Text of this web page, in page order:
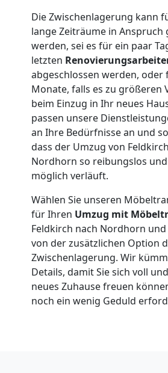
Die Zwischenlagerung kann
lange Zeiträume in Anspruch
werden, sei es für ein paar
letzten
abgeschlossen werden,
Monate, falls es zu größeren
beim Einzug in Ihr neues
passen unsere
an Ihre Bedürfnisse an und
dass der Umzug von
Nordhorn so reibungslos
möglich verläuft.
Wählen Sie unseren
für Ihren Umzug mit
Feldkirch nach Nordhorn
von der zusätzlichen Option
Zwischenlagerung. Wir
Details, damit Sie sich voll
neues Zuhause freuen
noch ein wenig Geduld